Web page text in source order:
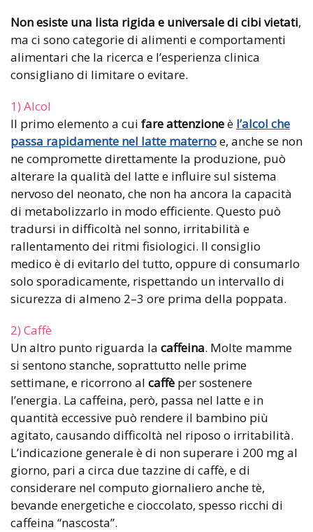
Non esiste una lista rigida e universale di cibi vietati,
ma ci sono categorie di alimenti e comportamenti
alimentari che la ricerca e l’esperienza clinica
consigliano di limitare o evitare.
1) Alcol
Il primo elemento a cui fare attenzioneè l’alcol che
passa rapidamente nel latte maternoe, anche se non
ne compromette direttamente la produzione, può
alterare la qualità del latte e influire sul sistema
nervoso del neonato, che non ha ancora la capacità
di metabolizzarlo in modo efficiente. Questo può
tradursi in difficoltà nel sonno, irritabilità e
rallentamento dei ritmi fisiologici. Il consiglio
medico è di evitarlo del tutto, oppure di consumarlo
solo sporadicamente, rispettando un intervallo di
sicurezza di almeno 2–3 ore prima della poppata.
2) Caffè
Un altro punto riguarda la caffeina. Molte mamme
si sentono stanche, soprattutto nelle prime
settimane, e ricorrono al caffè per sostenere
l’energia. La caffeina, però, passa nel latte e in
quantità eccessive può rendere il bambino più
agitato, causando difficoltà nel riposo o irritabilità.
L’indicazione generale è di non superare i 200 mg al
giorno, pari a circa due tazzine di caffè, e di
considerare nel computo giornaliero anche tè,
bevande energetiche e cioccolato, spesso ricchi di
caffeina “nascosta”.